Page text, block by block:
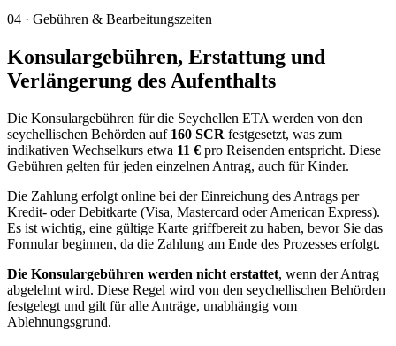
04 · Gebühren & Bearbeitungszeiten
Konsulargebühren, Erstattung und
Verlängerung des Aufenthalts
Die Konsulargebühren für die Seychellen ETA werden von den
seychellischen Behörden auf 160 SCR festgesetzt, was zum
indikativen Wechselkurs etwa 11 € pro Reisenden entspricht. Diese
Gebühren gelten für jeden einzelnen Antrag, auch für Kinder.
Die Zahlung erfolgt online bei der Einreichung des Antrags per
Kredit- oder Debitkarte (Visa, Mastercard oder American Express).
Es ist wichtig, eine gültige Karte griffbereit zu haben, bevor Sie das
Formular beginnen, da die Zahlung am Ende des Prozesses erfolgt.
Die Konsulargebühren werden nicht erstattet, wenn der Antrag
abgelehnt wird. Diese Regel wird von den seychellischen Behörden
festgelegt und gilt für alle Anträge, unabhängig vom
Ablehnungsgrund.